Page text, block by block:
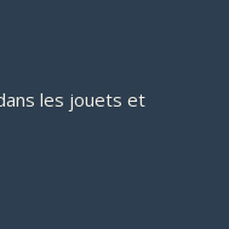
les jouets et